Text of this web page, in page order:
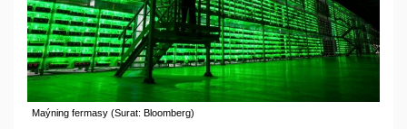
Maýning fermasy (Surat: Bloomberg)